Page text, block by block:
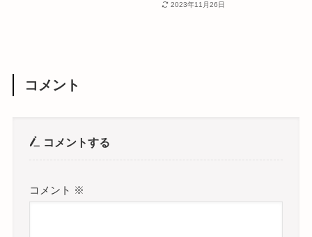
2023年11月26日
コメント
コメントする
コメント ※